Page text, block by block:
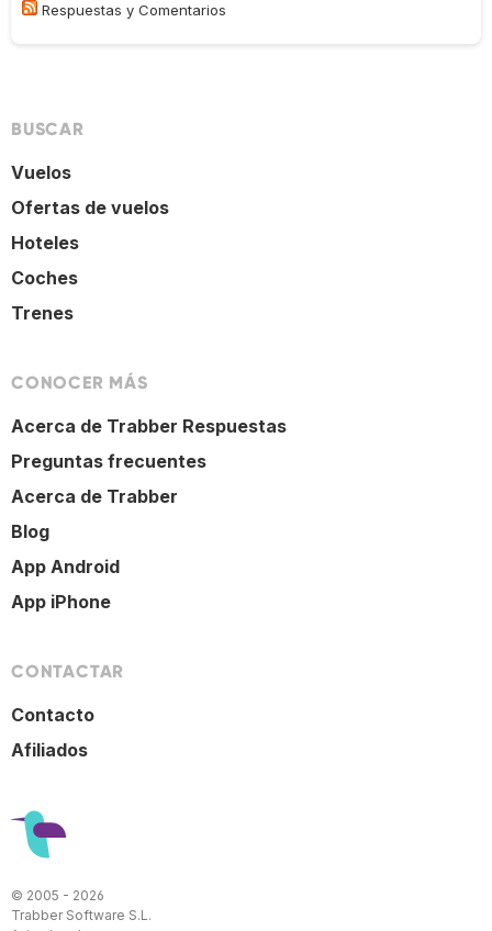
Respuestas y Comentarios
BUSCAR
Vuelos
Ofertas de vuelos
Hoteles
Coches
Trenes
CONOCER MÁS
Acerca de Trabber Respuestas
Preguntas frecuentes
Acerca de Trabber
Blog
App Android
App iPhone
CONTACTAR
Contacto
Afiliados
© 2005 - 2026
Trabber Software S.L.